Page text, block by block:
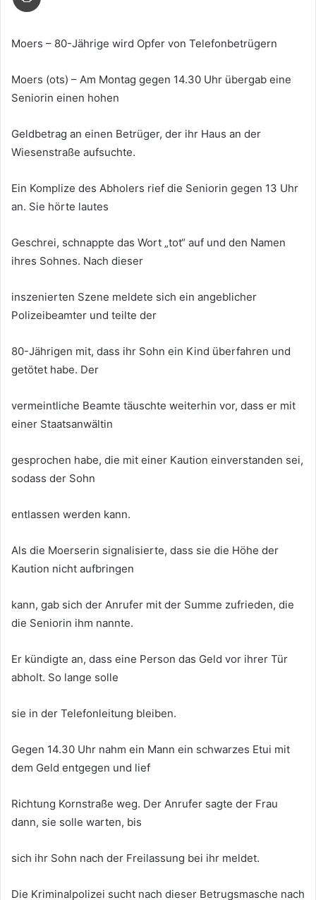
Moers – 80-Jährige wird Opfer von Telefonbetrügern
Moers (ots) – Am Montag gegen 14.30 Uhr übergab eine
Seniorin einen hohen
Geldbetrag an einen Betrüger, der ihr Haus an der
Wiesenstraße aufsuchte.
Ein Komplize des Abholers rief die Seniorin gegen 13 Uhr
an. Sie hörte lautes
Geschrei, schnappte das Wort „tot“ auf und den Namen
ihres Sohnes. Nach dieser
inszenierten Szene meldete sich ein angeblicher
Polizeibeamter und teilte der
80-Jährigen mit, dass ihr Sohn ein Kind überfahren und
getötet habe. Der
vermeintliche Beamte täuschte weiterhin vor, dass er mit
einer Staatsanwältin
gesprochen habe, die mit einer Kaution einverstanden sei,
sodass der Sohn
entlassen werden kann.
Als die Moerserin signalisierte, dass sie die Höhe der
Kaution nicht aufbringen
kann, gab sich der Anrufer mit der Summe zufrieden, die
die Seniorin ihm nannte.
Er kündigte an, dass eine Person das Geld vor ihrer Tür
abholt. So lange solle
sie in der Telefonleitung bleiben.
Gegen 14.30 Uhr nahm ein Mann ein schwarzes Etui mit
dem Geld entgegen und lief
Richtung Kornstraße weg. Der Anrufer sagte der Frau
dann, sie solle warten, bis
sich ihr Sohn nach der Freilassung bei ihr meldet.
Die Kriminalpolizei sucht nach dieser Betrugsmasche nach